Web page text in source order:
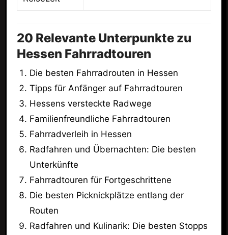
20 Relevante Unterpunkte zu
Hessen Fahrradtouren
Die besten Fahrradrouten in Hessen
Tipps für Anfänger auf Fahrradtouren
Hessens versteckte Radwege
Familienfreundliche Fahrradtouren
Fahrradverleih in Hessen
Radfahren und Übernachten: Die besten
Unterkünfte
Fahrradtouren für Fortgeschrittene
Die besten Picknickplätze entlang der
Routen
Radfahren und Kulinarik: Die besten Stopps